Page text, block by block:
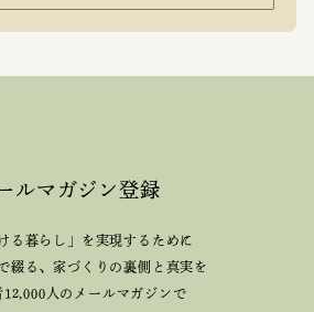
ルマガジン登録
る暮らし」を実現するために
綴る、家づくりの裏側と真実を
12,000人のメールマガジンで